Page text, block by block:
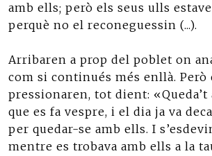
amb ells; però els seus ulls
perquè no el reconeguessin (...).
Arribaren a prop del poblet on
com si continués més enllà. Però
pressionaren, tot dient: «Queda’t
que es fa vespre, i el dia ja va
per quedar-se amb ells. I
mentre es trobava amb ells a la